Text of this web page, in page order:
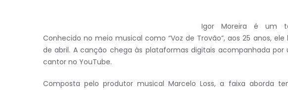
Igor Moreira é um
Conhecido no meio musical como “Voz de Trovão”, aos 25 anos, ele
de abril. A canção chega às plataformas digitais acompanhada
cantor no YouTube.
Composta pelo produtor musical Marcelo Loss, a faixa aborda